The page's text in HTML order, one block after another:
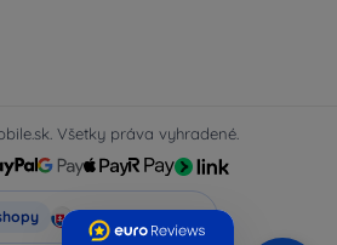
Všetky práva vyhradené.
Top4Mobile.sk